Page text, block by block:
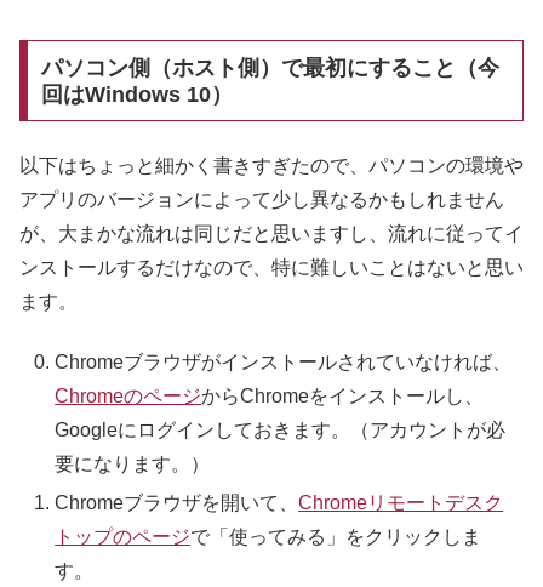
パソコン側（ホスト側）で最初にすること（今
回はWindows 10）
以下はちょっと細かく書きすぎたので、パソコンの環境や
アプリのバージョンによって少し異なるかもしれません
が、大まかな流れは同じだと思いますし、流れに従ってイ
ンストールするだけなので、特に難しいことはないと思い
ます。
Chromeブラウザがインストールされていなければ、
ChromeのページからChromeをインストールし、
Googleにログインしておきます。（アカウントが必
要になります。）
Chromeブラウザを開いて、Chromeリモートデスク
トップのページで「使ってみる」をクリックしま
す。